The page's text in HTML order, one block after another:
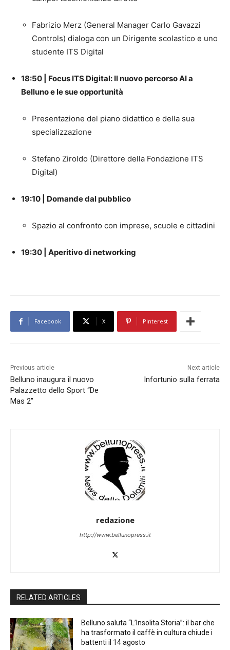
Fabrizio Merz (General Manager Carlo Gavazzi
Controls) dialoga con un Dirigente scolastico e uno
studente ITS Digital
18:50 | Focus ITS Digital: Il nuovo percorso AI a
Belluno e le sue opportunità
Presentazione del piano didattico e della sua
specializzazione
Stefano Ziroldo (Direttore della Fondazione ITS
Digital)
19:10 | Domande dal pubblico
Spazio al confronto con imprese, scuole e cittadini
19:30 | Aperitivo di networking
Facebook X Pinterest
Previous article
Belluno inaugura il nuovo
Palazzetto dello Sport “De
Mas 2”
Next article
Infortunio sulla ferrata
redazione
http://www.bellunopress.it
RELATED ARTICLES
Belluno saluta “L’Insolita Storia”: il bar che
ha trasformato il caffè in cultura chiude i
battenti il 14 agosto